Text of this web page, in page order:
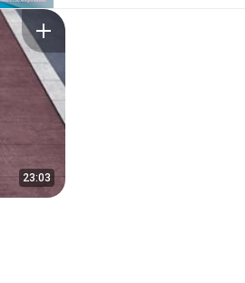
23:03